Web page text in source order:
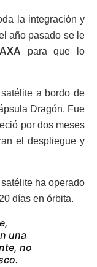
la integración y
año pasado se le
para que lo
a bordo de
Dragón. Fue
por dos meses
el despliegue y
ha operado
días en órbita.
una
no